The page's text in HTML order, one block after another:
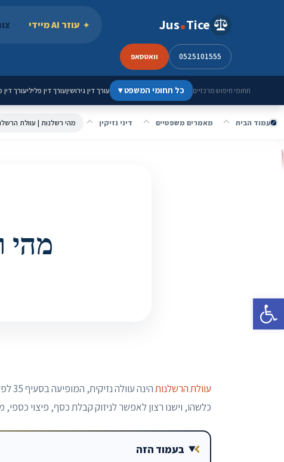
פתח סרגל נגישות
Jus Tice עוזר AI מיידי
0525101555 וואטסאפ
תחומי חיפוש מרכזיים כל תחומי המשפט▾ עורך דין גירושיןעורך דין פליליעורך דין
עמוד הבית מאמרים משפטיים דיני נזיקין מהי רשלנות | עוולת
מהי
עוולת הרשלנות
כלשהו, וישנו רצון לאפשר לניזוק קבלת כסף, פיצוי כספי,
בעמוד הזה